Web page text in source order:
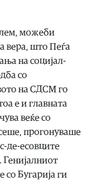
можеби
вера, што Пеѓа
на социјал-
со
на СДСМ го
е и главната
веќе со
прогонуваше
де-есовците
Генијалниот
со Бугарија ги